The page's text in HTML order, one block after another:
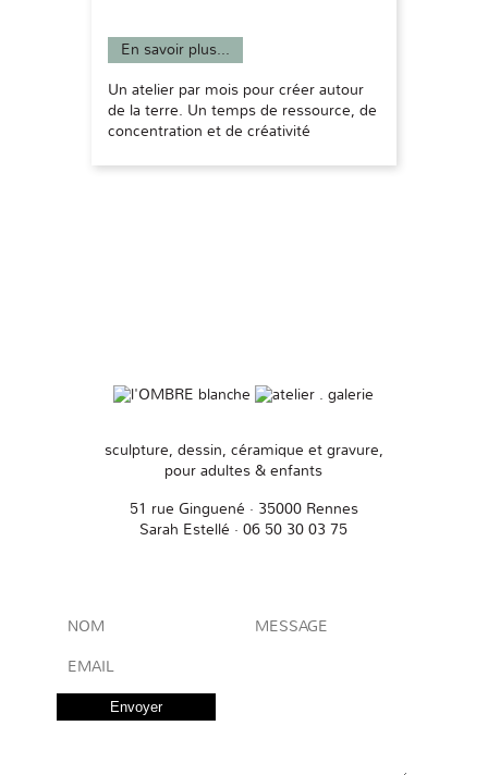
En savoir plus...
Un atelier par mois pour créer autour
de la terre. Un temps de ressource, de
concentration et de créativité
sculpture, dessin, céramique et gravure,
pour adultes & enfants
51 rue Ginguené · 35000 Rennes
Sarah Estellé · 06 50 30 03 75
Envoyer